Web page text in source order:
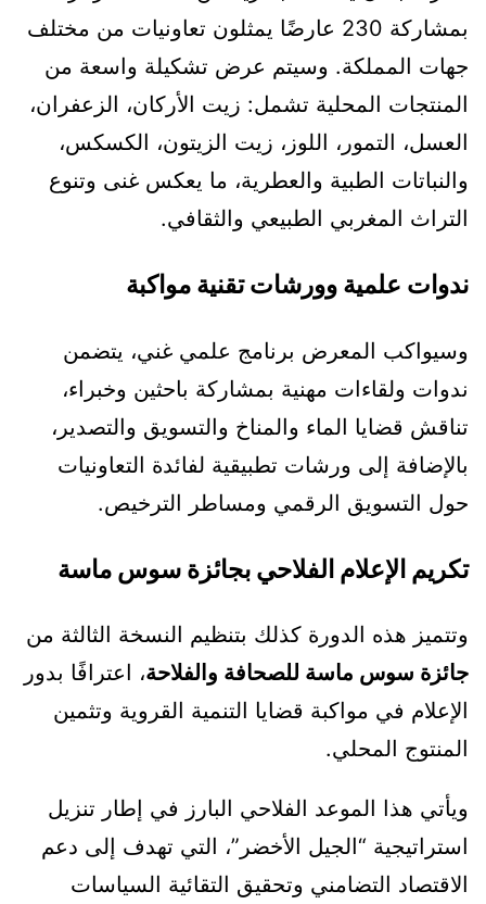
بمشاركة 230 عارضًا يمثلون تعاونيات من مختلف
جهات المملكة. وسيتم عرض تشكيلة واسعة من
المنتجات المحلية تشمل: زيت الأركان، الزعفران،
العسل، التمور، اللوز، زيت الزيتون، الكسكس،
والنباتات الطبية والعطرية، ما يعكس غنى وتنوع
التراث المغربي الطبيعي والثقافي.
ندوات علمية وورشات تقنية مواكبة
وسيواكب المعرض برنامج علمي غني، يتضمن
ندوات ولقاءات مهنية بمشاركة باحثين وخبراء،
تناقش قضايا الماء والمناخ والتسويق والتصدير،
بالإضافة إلى ورشات تطبيقية لفائدة التعاونيات
حول التسويق الرقمي ومساطر الترخيص.
تكريم الإعلام الفلاحي بجائزة سوس ماسة
وتتميز هذه الدورة كذلك بتنظيم النسخة الثالثة من
جائزة سوس ماسة للصحافة والفلاحة، اعترافًا بدور
الإعلام في مواكبة قضايا التنمية القروية وتثمين
المنتوج المحلي.
ويأتي هذا الموعد الفلاحي البارز في إطار تنزيل
استراتيجية “الجيل الأخضر”، التي تهدف إلى دعم
الاقتصاد التضامني وتحقيق التقائية السياسات